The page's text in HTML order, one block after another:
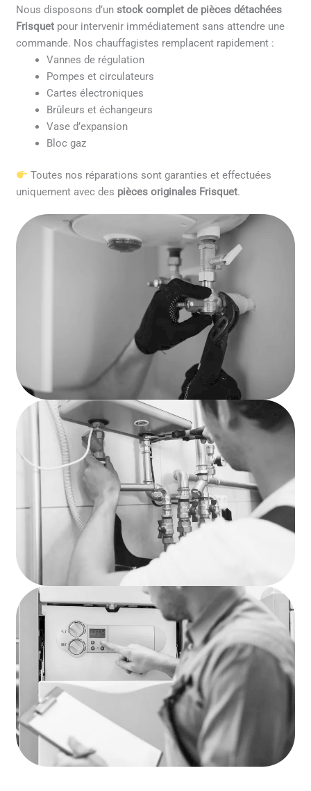
Nous disposons d’unstock complet de pièces détachées
Frisquet pour intervenir immédiatement sans attendre une
commande. Nos chauffagistes remplacent rapidement :
Vannes de régulation
Pompes et circulateurs
Cartes électroniques
Brûleurs et échangeurs
Vase d’expansion
Bloc gaz
Toutes nos réparations sont garanties et effectuées
uniquement avec des pièces originales Frisquet.